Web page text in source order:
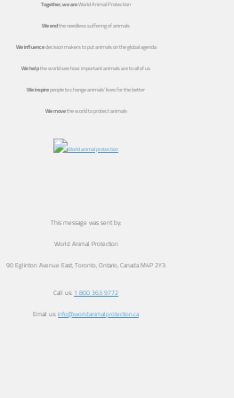
Together, weareWorld Animal Protection
We endthe needless suffering of animals
We influencedecision makers to put animals on the global agenda
We helpthe world see how important animals are to all of us
We inspirepeople to change animals’ lives for the better
We movethe world to protect animals
This message was sent by:
World Animal Protection
90 Eglinton Avenue East, Toronto, Ontario, Canada M4P 2Y3
Call us: 1 800 363 9772
Email us: info@worldanimalprotection.ca